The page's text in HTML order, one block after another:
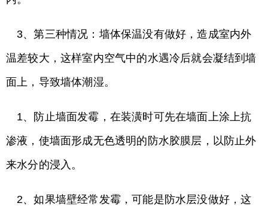
3、第三种情况：墙体保温没有做好，造成室内外
温差较大，这样室内空气中的水遇冷后就会凝结到墙
面上，导致墙体潮湿。
1、防止墙面发霉，在装潢时可先在墙面上涂上抗
渗液，使墙面形成无色透明的防水胶膜层，以防止外
来水分的浸入。
2、如果墙壁经常发霉，可能是防水层没做好，这